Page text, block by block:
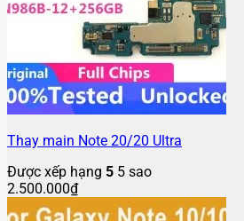
Thay main Note 20/20 Ultra
Được xếp hạng 5 5 sao
2.500.000₫